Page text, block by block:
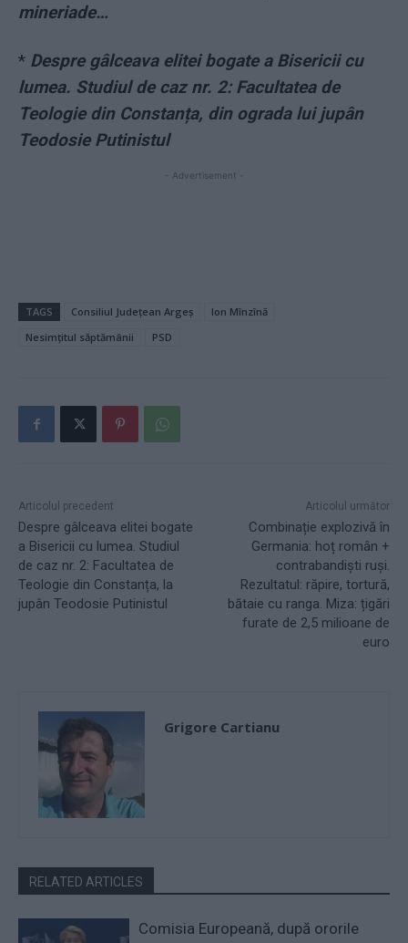
mineriade…
* Despre gâlceava elitei bogate a Bisericii cu
lumea. Studiul de caz nr. 2: Facultatea de
Teologie din Constanța, din ograda lui jupân
Teodosie Putinistul
- Advertisement -
TAGS Consiliul Județean Argeș
Ion Mînzînă
Nesimțitul săptămânii
PSD
Articolul precedent
Despre gâlceava elitei bogate
a Bisericii cu lumea. Studiul
de caz nr. 2: Facultatea de
Teologie din Constanța, la
jupân Teodosie Putinistul
Articolul următor
Combinație explozivă în
Germania: hoț român +
contrabandiști ruși.
Rezultatul: răpire, tortură,
bătaie cu ranga. Miza: țigări
furate de 2,5 milioane de
euro
Grigore Cartianu
RELATED ARTICLES
Comisia Europeană, după ororile